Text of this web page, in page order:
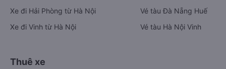
Xe đi Hải Phòng từ Hà Nội
Xe đi Vinh từ Hà Nội
Vé tàu Đà Nẵng Huế
Vé tàu Hà Nội Vinh
Thuê xe